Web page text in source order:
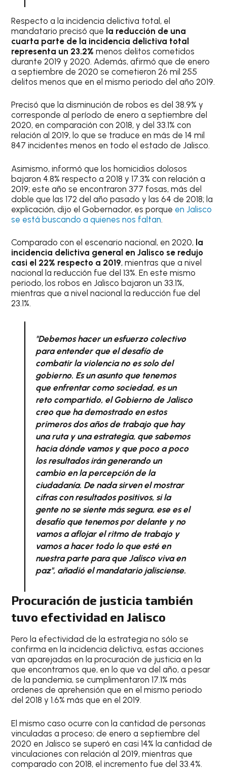
Respecto a la incidencia delictiva total, el
mandatario precisó que la reducción de una
cuarta parte de la incidencia delictiva total
representa un 23.2%menos delitos cometidos
durante 2019 y 2020. Además, afirmó que de enero
a septiembre de 2020 se cometieron 26 mil 255
delitos menos que en el mismo periodo del año 2019.
Precisó que la disminución de robos es del 38.9% y
corresponde al período de enero a septiembre del
2020, en comparación con 2018, y del 33.1% con
relación al 2019, lo que se traduce en más de 14 mil
847 incidentes menos en todo el estado de Jalisco.
Asimismo, informó que los homicidios dolosos
bajaron 4.8% respecto a 2018 y 17.3% con relación a
2019; este año se encontraron 377 fosas, más del
doble que las 172 del año pasado y las 64 de 2018; la
explicación, dijo el Gobernador, es porque en Jalisco
se está buscando a quienes nos faltan.
Comparado con el escenario nacional, en 2020, la
incidencia delictiva general en Jalisco se redujo
casi el 22% respecto a 2019, mientras que a nivel
nacional la reducción fue del 13%. En este mismo
periodo, los robos en Jalisco bajaron un 33.1%,
mientras que a nivel nacional la reducción fue del
23.1%.
"Debemos hacer un esfuerzo colectivo
para entender que el desafío de
combatir la violencia no es solo del
gobierno. Es un asunto que tenemos
que enfrentar como sociedad, es un
reto compartido, el Gobierno de Jalisco
creo que ha demostrado en estos
primeros dos años de trabajo que hay
una ruta y una estrategia, que sabemos
hacia dónde vamos y que poco a poco
los resultados irán generando un
cambio en la percepción de la
ciudadanía. De nada sirven el mostrar
cifras con resultados positivos, si la
gente no se siente más segura, ese es el
desafío que tenemos por delante y no
vamos a aflojar el ritmo de trabajo y
vamos a hacer todo lo que esté en
nuestra parte para que Jalisco viva en
paz", añadió el mandatario jalisciense.
Procuración de justicia también
tuvo efectividad en Jalisco
Pero la efectividad de la estrategia no sólo se
confirma en la incidencia delictiva, estas acciones
van aparejadas en la procuración de justicia en la
que encontramos que, en lo que va del año, a pesar
de la pandemia, se cumplimentaron 17.1% más
ordenes de aprehensión que en el mismo periodo
del 2018 y 1.6% más que en el 2019.
El mismo caso ocurre con la cantidad de personas
vinculadas a proceso; de enero a septiembre del
2020 en Jalisco se superó en casi 14% la cantidad de
vinculaciones con relación al 2019, mientras que
comparado con 2018, el incremento fue del 33.4%.